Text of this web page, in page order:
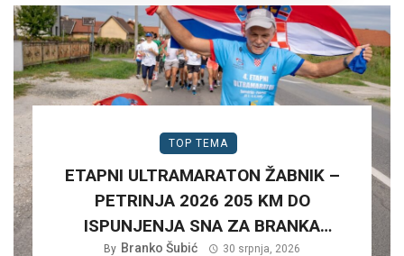
TOP TEMA
ETAPNI ULTRAMARATON ŽABNIK –
PETRINJA 2026 205 KM DO
ISPUNJENJA SNA ZA BRANKA
ŠUBIĆA…
By Branko Šubić 30 srpnja, 2026